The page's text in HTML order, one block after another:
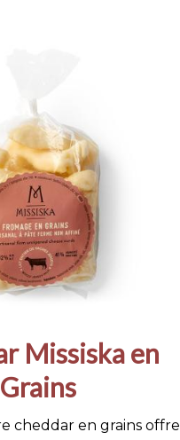
Missiska en
Grains
cheddar en grains offre